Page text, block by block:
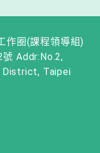
作圈(課程領導組)
Addr:No.2,
District, Taipei